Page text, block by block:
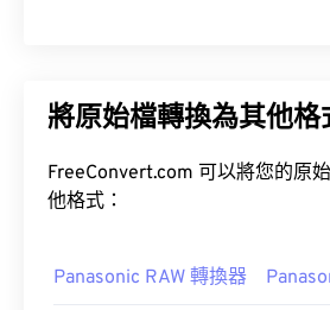
將原始檔轉換為其他格
FreeConvert.com 可以將您的原
他格式：
Panasonic RAW 轉換器